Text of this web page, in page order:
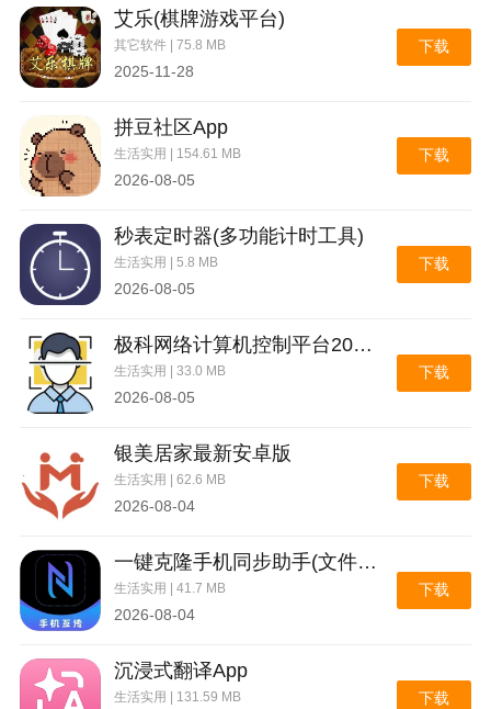
【分类】可以按分类搜索裙装、上衣、外套、裤子、鞋
类、包包、配饰、美妆、男士等商品。
这里提供的商品类型丰富多种，小伙伴们可以轻松选购
自己喜欢的商品，而且价格都是非常的优惠。
客户们在这儿能够依据不一样的归类来寻找要想的产
品，迅速精准定位产品，让买东西更轻轻松松。
小编点评
商品种类齐全各种类型应有尽有，想要什么直接搜索一
站式服强大的搜索引起完全满足广大消费者所以购物需
求。
艾乐(棋牌游戏平台)
其它软件 | 75.8 MB
2025-11-28
下载
拼豆社区App
生活实用 | 154.61 MB
2026-08-05
下载
秒表定时器(多功能计时工具)
生活实用 | 5.8 MB
2026-08-05
下载
极科网络计算机控制平台2026官方最新版本
生活实用 | 33.0 MB
2026-08-05
下载
银美居家最新安卓版
生活实用 | 62.6 MB
2026-08-04
下载
一键克隆手机同步助手(文件极速互传)
生活实用 | 41.7 MB
2026-08-04
下载
沉浸式翻译App
生活实用 | 131.59 MB 下载